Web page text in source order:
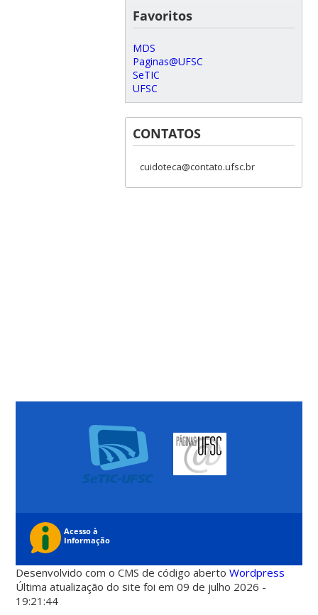
Favoritos
MDS
Paginas@UFSC
SeTIC
UFSC
CONTATOS
cuidoteca@contato.ufsc.br
Desenvolvido com o CMS de código abertoWordpress
Última atualização do site foi em 09 de julho 2026 -
19:21:44